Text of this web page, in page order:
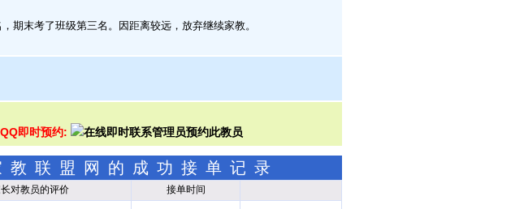
末考了班级第三名。因距离较远，放弃继续家教。
即时预约:
联盟网的成功接单记录
对教员的评价 接单时间